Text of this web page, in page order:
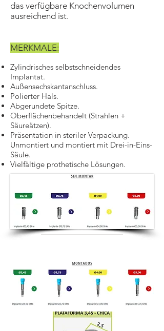
das verfügbare Knochenvolumen
ausreichend ist.
MERKMALE:
Zylindrisches selbstschneidendes
Implantat.
Außensechskantanschluss.
Polierter Hals.
Abgerundete Spitze.
Oberflächenbehandelt (Strahlen +
Säureätzen).
Präsentation in steriler Verpackung.
Unmontiert und montiert mit Drei-in-Eins-
Säule.
Vielfältige prothetische Lösungen.